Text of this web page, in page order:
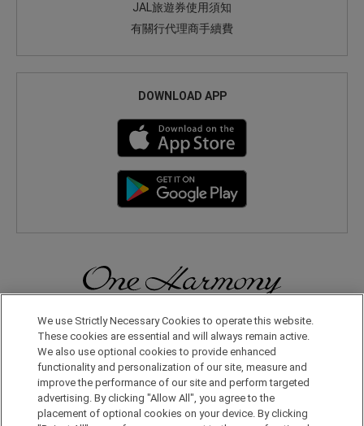
JAL旅遊券使用須知
有關行代理商手續費
DOWNLOAD APP
無論在日本國內還是在世界其他地方，您都會體驗到更多旅行的樂
趣。只要申請成為One Harmony會員，即可享受各種專屬優惠。
申請加入會員，請點擊此處
We use Strictly Necessary Cookies to operate this website.
These cookies are essential and will always remain active.
We also use optional cookies to provide enhanced
functionality and personalization of our site, measure and
improve the performance of our site and perform targeted
advertising. By clicking "Allow All", you agree to the
placement of optional cookies on your device. By clicking